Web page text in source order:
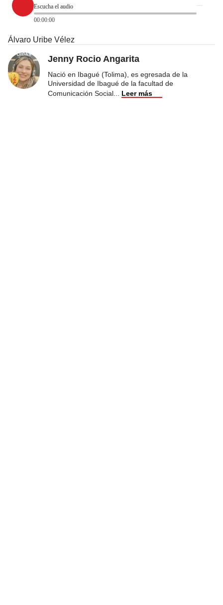
Escucha el audio
00:00:00
Álvaro Uribe Vélez
Jenny Rocio Angarita
Nació en Ibagué (Tolima), es egresada de la
Universidad de Ibagué de la facultad de
Comunicación Social
Leer más